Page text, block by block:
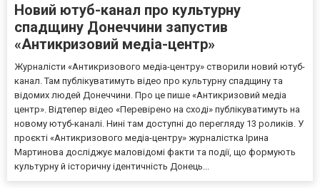
Новий ютуб-канал про культурну
спадщину Донеччини запустив
«Антикризовий медіа-центр»
Журналісти «Антикризового медіа-центру» створили новий ютуб-
канал. Там публікуватимуть відео про культурну спадщину та
відомих людей Донеччини. Про це пише «Антикризовий медіа
центр». Відтепер відео «Перевірено на сході» публікуватимуть на
новому ютуб-каналі. Нині там доступні до перегляду 13 роликів. У
проєкті «Антикризового медіа-центру» журналістка Ірина
Мартинова досліджує маловідомі факти та події, що формують
культурну й історичну ідентичність Донець...